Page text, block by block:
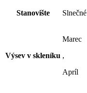
Stanovište Slnečné
Výsev v skleníku
Marec
,
Apríl